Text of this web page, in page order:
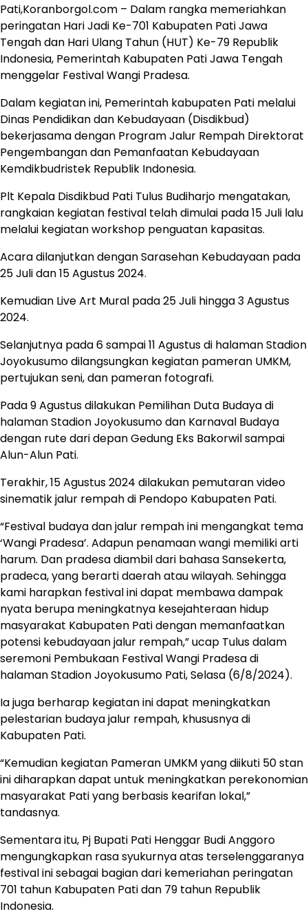
Pati,Koranborgol.com – Dalam rangka memeriahkan
peringatan Hari Jadi Ke-701 Kabupaten Pati Jawa
Tengah dan Hari Ulang Tahun (HUT) Ke-79 Republik
Indonesia, Pemerintah Kabupaten Pati Jawa Tengah
menggelar Festival Wangi Pradesa.
Dalam kegiatan ini, Pemerintah kabupaten Pati melalui
Dinas Pendidikan dan Kebudayaan (Disdikbud)
bekerjasama dengan Program Jalur Rempah Direktorat
Pengembangan dan Pemanfaatan Kebudayaan
Kemdikbudristek Republik Indonesia.
Plt Kepala Disdikbud Pati Tulus Budiharjo mengatakan,
rangkaian kegiatan festival telah dimulai pada 15 Juli lalu
melalui kegiatan workshop penguatan kapasitas.
Acara dilanjutkan dengan Sarasehan Kebudayaan pada
25 Juli dan 15 Agustus 2024.
Kemudian Live Art Mural pada 25 Juli hingga 3 Agustus
2024.
Selanjutnya pada 6 sampai 11 Agustus di halaman Stadion
Joyokusumo dilangsungkan kegiatan pameran UMKM,
pertujukan seni, dan pameran fotografi.
Pada 9 Agustus dilakukan Pemilihan Duta Budaya di
halaman Stadion Joyokusumo dan Karnaval Budaya
dengan rute dari depan Gedung Eks Bakorwil sampai
Alun-Alun Pati.
Terakhir, 15 Agustus 2024 dilakukan pemutaran video
sinematik jalur rempah di Pendopo Kabupaten Pati.
“Festival budaya dan jalur rempah ini mengangkat tema
‘Wangi Pradesa’. Adapun penamaan wangi memiliki arti
harum. Dan pradesa diambil dari bahasa Sansekerta,
pradeca, yang berarti daerah atau wilayah. Sehingga
kami harapkan festival ini dapat membawa dampak
nyata berupa meningkatnya kesejahteraan hidup
masyarakat Kabupaten Pati dengan memanfaatkan
potensi kebudayaan jalur rempah,” ucap Tulus dalam
seremoni Pembukaan Festival Wangi Pradesa di
halaman Stadion Joyokusumo Pati, Selasa (6/8/2024).
Ia juga berharap kegiatan ini dapat meningkatkan
pelestarian budaya jalur rempah, khususnya di
Kabupaten Pati.
“Kemudian kegiatan Pameran UMKM yang diikuti 50 stan
ini diharapkan dapat untuk meningkatkan perekonomian
masyarakat Pati yang berbasis kearifan lokal,”
tandasnya.
Sementara itu, Pj Bupati Pati Henggar Budi Anggoro
mengungkapkan rasa syukurnya atas terselenggaranya
festival ini sebagai bagian dari kemeriahan peringatan
701 tahun Kabupaten Pati dan 79 tahun Republik
Indonesia.